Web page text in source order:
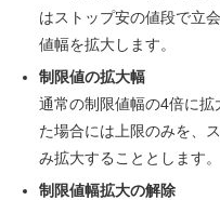
はストップ安の値段で立
値幅を拡大します。
制限値の拡大幅
通常の制限値幅の4倍に
た場合には上限のみを、
み拡大することとします。
制限値幅拡大の解除